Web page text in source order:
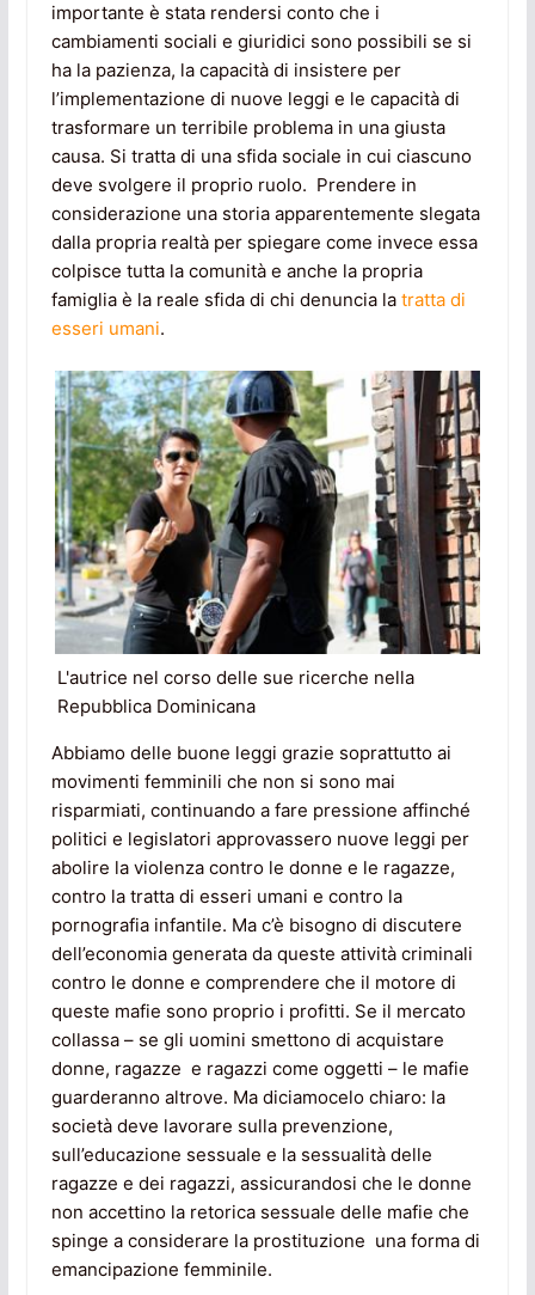
importante è stata rendersi conto che i
cambiamenti sociali e giuridici sono possibili se si
ha la pazienza, la capacità di insistere per
l’implementazione di nuove leggi e le capacità di
trasformare un terribile problema in una giusta
causa. Si tratta di una sfida sociale in cui ciascuno
deve svolgere il proprio ruolo. Prendere in
considerazione una storia apparentemente slegata
dalla propria realtà per spiegare come invece essa
colpisce tutta la comunità e anche la propria
famiglia è la reale sfida di chi denuncia la tratta di
esseri umani.
L'autrice nel corso delle sue ricerche nella
Repubblica Dominicana
Abbiamo delle buone leggi grazie soprattutto ai
movimenti femminili che non si sono mai
risparmiati, continuando a fare pressione affinché
politici e legislatori approvassero nuove leggi per
abolire la violenza contro le donne e le ragazze,
contro la tratta di esseri umani e contro la
pornografia infantile. Ma c’è bisogno di discutere
dell’economia generata da queste attività criminali
contro le donne e comprendere che il motore di
queste mafie sono proprio i profitti. Se il mercato
collassa – se gli uomini smettono di acquistare
donne, ragazze e ragazzi come oggetti – le mafie
guarderanno altrove. Ma diciamocelo chiaro: la
società deve lavorare sulla prevenzione,
sull’educazione sessuale e la sessualità delle
ragazze e dei ragazzi, assicurandosi che le donne
non accettino la retorica sessuale delle mafie che
spinge a considerare la prostituzione una forma di
emancipazione femminile.